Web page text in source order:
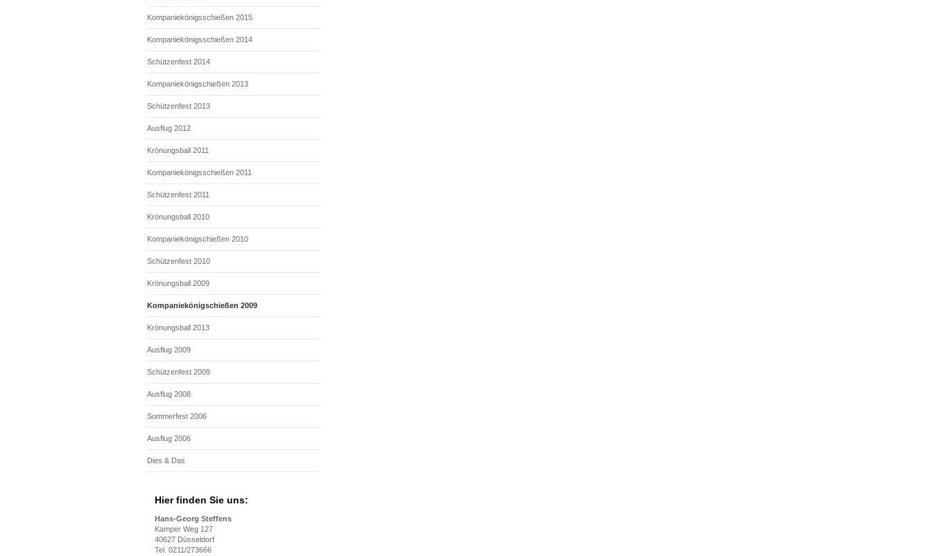
Kompaniekönigsschießen 2015
Kompaniekönigsschießen 2014
Schützenfest 2014
Kompaniekönigschießen 2013
Schützenfest 2013
Ausflug 2012
Krönungsball 2011
Kompaniekönigsschießen 2011
Schützenfest 2011
Krönungsball 2010
Kompaniekönigschießen 2010
Schützenfest 2010
Krönungsball 2009
Kompaniekönigschießen 2009
Krönungsball 2013
Ausflug 2009
Schützenfest 2009
Ausflug 2008
Sommerfest 2006
Ausflug 2006
Dies & Das
Hier finden Sie uns:
Hans-Georg Steffens
Kamper Weg 127
40627 Düsseldorf
Tel. 0211/273666